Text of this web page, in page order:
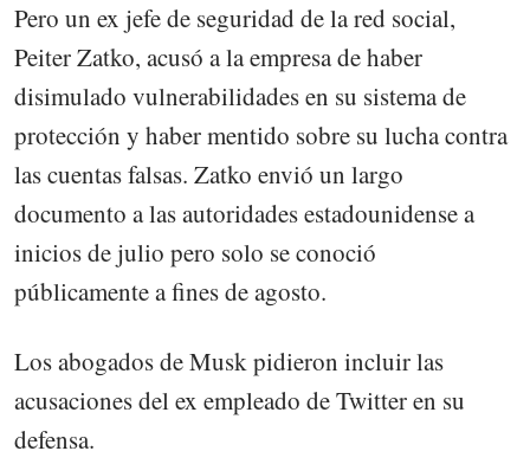
Pero un ex jefe de seguridad de la red social,
Peiter Zatko, acusó a la empresa de haber
disimulado vulnerabilidades en su sistema de
protección y haber mentido sobre su lucha contra
las cuentas falsas. Zatko envió un largo
documento a las autoridades estadounidense a
inicios de julio pero solo se conoció
públicamente a fines de agosto.
Los abogados de Musk pidieron incluir las
acusaciones del ex empleado de Twitter en su
defensa.